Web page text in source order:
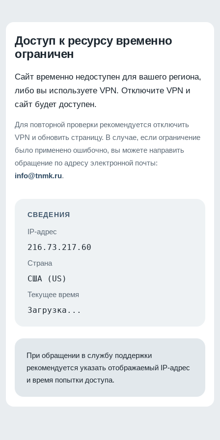
Доступ к ресурсу временно
ограничен
Сайт временно недоступен для вашего региона,
либо вы используете VPN. Отключите VPN и
сайт будет доступен.
Для повторной проверки рекомендуется отключить
VPN и обновить страницу. В случае, если ограничение
было применено ошибочно, вы можете направить
обращение по адресу электронной почты:
info@tnmk.ru.
СВЕДЕНИЯ
IP-адрес
216.73.217.60
Страна
США (US)
Текущее время
Загрузка...
При обращении в службу поддержки
рекомендуется указать отображаемый IP-адрес
и время попытки доступа.